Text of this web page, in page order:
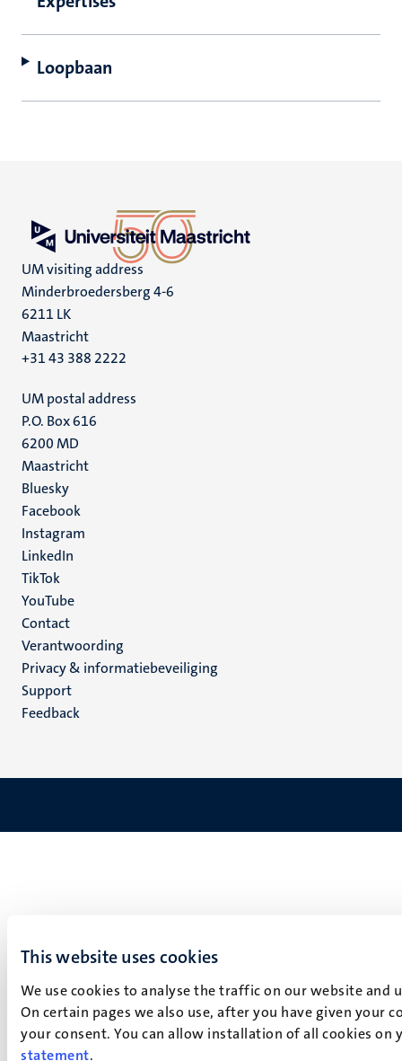
This website uses cookies
We use cookies to analyse the traffic on our website
On certain pages we also use, after you have given your
your consent. You can allow installation of all cookies
statement.
Loopbaan
UM visiting address
Minderbroedersberg 4-6
6211 LK
Maastricht
+31 43 388 2222
UM postal address
P.O. Box 616
6200 MD
Maastricht
Social
media
Bluesky
Facebook
Instagram
LinkedIn
TikTok
YouTube
Menu
footer
(NL)
Contact
Verantwoording
Privacy & informatiebeveiliging
Support
Feedback